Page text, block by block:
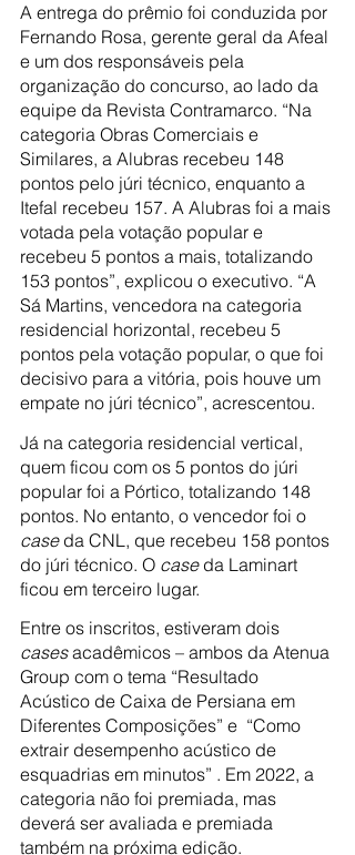
A entrega do prêmio foi conduzida por
Fernando Rosa, gerente geral da Afeal
e um dos responsáveis pela
organização do concurso, ao lado da
equipe da Revista Contramarco. “Na
categoria Obras Comerciais e
Similares, a Alubras recebeu 148
pontos pelo júri técnico, enquanto a
Itefal recebeu 157. A Alubras foi a mais
votada pela votação popular e
recebeu 5 pontos a mais, totalizando
153 pontos”, explicou o executivo. “A
Sá Martins, vencedora na categoria
residencial horizontal, recebeu 5
pontos pela votação popular, o que foi
decisivo para a vitória, pois houve um
empate no júri técnico”, acrescentou.
Já na categoria residencial vertical,
quem ficou com os 5 pontos do júri
popular foi a Pórtico, totalizando 148
pontos. No entanto, o vencedor foi o
case da CNL, que recebeu 158 pontos
do júri técnico. O case da Laminart
ficou em terceiro lugar.
Entre os inscritos, estiveram dois
cases acadêmicos – ambos da Atenua
Group com o tema “Resultado
Acústico de Caixa de Persiana em
Diferentes Composições” e  “Como
extrair desempenho acústico de
esquadrias em minutos” . Em 2022, a
categoria não foi premiada, mas
deverá ser avaliada e premiada
também na próxima edição.